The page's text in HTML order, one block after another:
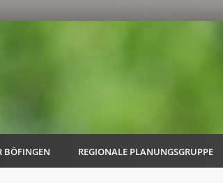
BÖFINGEN REGIONALE PLANUNGSGRUPPE